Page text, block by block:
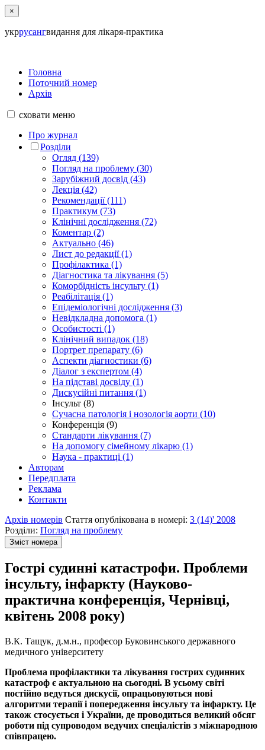
×
укррусангвидання для лікаря-практика
Головна
Поточний номер
Архів
сховати меню
Про журнал
Розділи
Огляд (139)
Погляд на проблему (30)
Зарубіжний досвід (43)
Лекція (42)
Рекомендації (111)
Практикум (73)
Клінічні дослідження (72)
Коментар (2)
Актуально (46)
Лист до редакції (1)
Профілактика (1)
Діагностика та лікування (5)
Коморбідність інсульту (1)
Реабілітація (1)
Епідеміологічні дослідження (3)
Невідкладна допомога (1)
Особистості (1)
Клінічний випадок (18)
Портрет препарату (6)
Аспекти діагностики (6)
Діалог з експертом (4)
На підставі досвіду (1)
Дискусійні питання (1)
Інсульт (8)
Сучасна патологія і нозологія аорти (10)
Конференція (9)
Стандарти лікування (7)
На допомогу сімейному лікарю (1)
Наука - практиці (1)
Авторам
Передплата
Реклама
Контакти
Архів номерів Стаття опублікована в номері: 3 (14)' 2008
Розділи: Погляд на проблему
Зміст номера
Гострі судинні катастрофи. Проблеми
інсульту, інфаркту (Науково-
практична конференція, Чернівці,
квітень 2008 року)
В.К. Тащук, д.м.н., професор Буковинського державного
медичного університету
Проблема профілактики та лікування гострих судинних
катастроф є актуальною на сьогодні. В усьому світі
постійно ведуться дискусії, опрацьовуються нові
алгоритми терапії і попередження інсульту та інфаркту. Це
також стосується і України, де проводиться великий обсяг
роботи під супроводом ведучих спеціалістів з міжнародною
співпрацею.